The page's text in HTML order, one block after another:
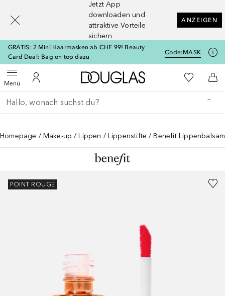
Jetzt App
downloaden und
attraktive Vorteile
sichern
ANZEIGEN
GRATIS: 2 Mini Haarmasken ab CHF 99! Beauty
Card Deal: Bag on top dazu
Code:MASK
MenüMenü öffnenZu Meinem Kundenkonto
Zur Douglas Startseite
Zu Meiner
Gehe zurück
Suche ausführen
Homepage Make-up Lippen Lippenstifte Benefit
POINT ROUGE
[navigation.slideout.screenreader]